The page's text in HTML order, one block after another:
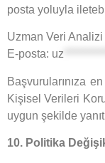
posta yoluyla
Uzman Veri Analizi
E-posta: uz
Başvurularınıza
Kişisel Verileri
uygun şekilde
10. Politika